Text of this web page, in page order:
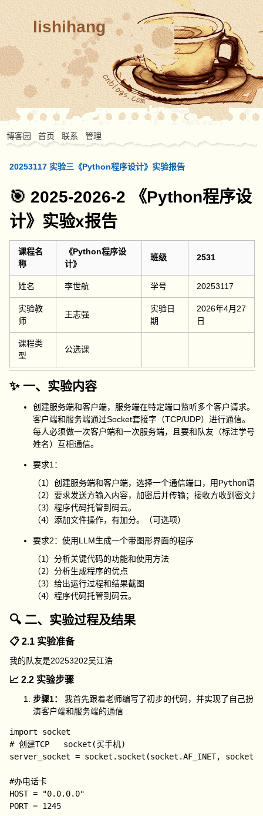
lishihang
博客园 首页 联系 管理
20253117 实验三《Python程序设计》实验报告
🎯 2025-2026-2 《Python程序设
计》实验x报告
课程名
称
《Python程序设
计》
班级 2531
姓名 李世航 学号 20253117
实验教
师
王志强
实验日
期
2026年4月27
日
课程类
型
公选课
✨ 一、实验内容
创建服务端和客户端，服务端在特定端口监听多个客户请求。
客户端和服务端通过Socket套接字（TCP/UDP）进行通信。
每人必须做一次客户端和一次服务端，且要和队友（标注学号
姓名）互相通信。
要求1：
（1）创建服务端和客户端，选择一个通信端口，用Python语
（2）要求发送方输入内容，加密后并传输；接收方收到密文
（3）程序代码托管到码云。
要求2：使用LLM生成一个带图形界面的程序
（1）分析关键代码的功能和使用方法
（2）分析生成程序的优点
（3）给出运行过程和结果截图
🔍 二、实验过程及结果
📋 2.1 实验准备
我的队友是20253202吴江浩
📈 2.2 实验步骤
步骤1：
我首先跟着老师编写了初步的代码，并实现了自己扮
演客户端和服务端的通信
import socket
# 创建TCP   socket(买手机)
server_socket = socket.socket(socket.AF_INET,
#办电话卡
HOST = "0.0.0.0"
PORT = 1245